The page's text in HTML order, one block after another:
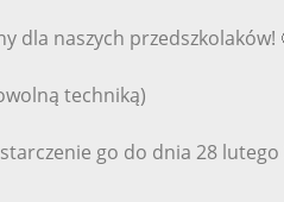
dla naszych przedszkolaków!
techniką)
go do dnia 28